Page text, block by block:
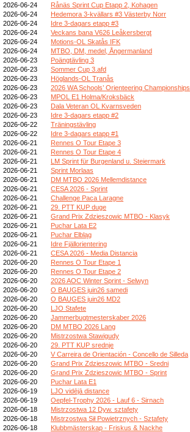
2026-06-24
Rånäs Sprint Cup Etapp 2, Kohagen
2026-06-24
Hedemora 3-kvällars #3 Västerby Norr
2026-06-24
Idre 3-dagars etapp #3
2026-06-24
Veckans bana V626 Leåkersbergt
2026-06-24
Motions-OL Skatås IFK
2026-06-24
MTBO, DM, medel, Ångermanland
2026-06-23
Poängtävling 3
2026-06-23
Sommer Cup 3.afd
2026-06-23
Höglands-OL Tranås
2026-06-23
2026 WA Schools’ Orienteering Championships
2026-06-23
MPOL E1 Holma/Kroksbäck
2026-06-23
Dala Veteran OL Kvarnsveden
2026-06-23
Idre 3-dagars etapp #2
2026-06-22
Träningstävling
2026-06-22
Idre 3-dagars etapp #1
2026-06-21
Rennes O Tour Etape 3
2026-06-21
Rennes O Tour Etape 4
2026-06-21
LM Sprint für Burgenland u. Steiermark
2026-06-21
Sprint Morlaas
2026-06-21
DM MTBO 2026 Mellemdistance
2026-06-21
CESA 2026 - Sprint
2026-06-21
Challenge Paca Laragne
2026-06-21
29. PTT KUP duge
2026-06-21
Grand Prix Zdzieszowic MTBO - Klasyk
2026-06-21
Puchar Lata E2
2026-06-21
Puchar Elbląg
2026-06-21
Idre Fjällorientering
2026-06-21
CESA 2026 - Media Distancia
2026-06-20
Rennes O Tour Etape 1
2026-06-20
Rennes O Tour Etape 2
2026-06-20
2026 AOC Winter Sprint - Selwyn
2026-06-20
O BAUGES juin26 samedi
2026-06-20
O BAUGES juin26 MD2
2026-06-20
LJO Stafete
2026-06-20
Jammerbugtmesterskaber 2026
2026-06-20
DM MTBO 2026 Lang
2026-06-20
Mistrzostwa Stawigudy
2026-06-20
29. PTT KUP srednje
2026-06-20
V Carreira de Orientación - Concello de Silleda
2026-06-20
Grand Prix Zdzieszowic MTBO - Sredni
2026-06-20
Grand Prix Zdzieszowic MTBO - Sprint
2026-06-20
Puchar Lata E1
2026-06-19
LJO vidējā distance
2026-06-19
Oepfel-Trophy 2026 - Lauf 6 - Sirnach
2026-06-18
Mistrzostwa 12 Dyw. sztafety
2026-06-18
Mistrzostwa Sił Powietrznych - Sztafety
2026-06-18
Klubbmästerskap - Friskus & Nackhe